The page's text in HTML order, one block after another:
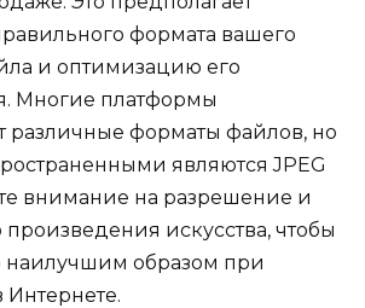
формата вашего
и оптимизацию его
Многие платформы
форматы файлов, но
являются JPEG
внимание на разрешение и
искусства, чтобы
наилучшим образом при